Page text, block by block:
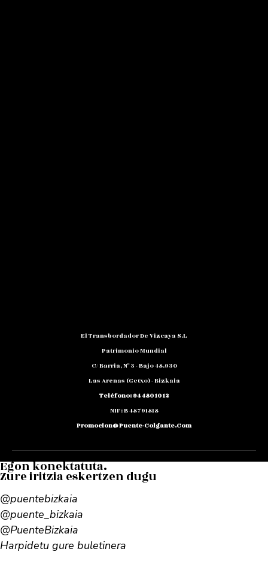
El Transbordador De Vizcaya S.L
Patrimonio Mundial
C/ Barria, Nº 3 - Bajo 48.930
Las Arenas (Getxo) - Bizkaia
Teléfono: 94 480 10 12
NIF: B 48791818
Promocion@puente-Colgante.com
Egon konektatuta.
Zure iritzia eskertzen dugu
@puentebizkaia
@puente_bizkaia
@PuenteBizkaia
Harpidetu gure buletinera